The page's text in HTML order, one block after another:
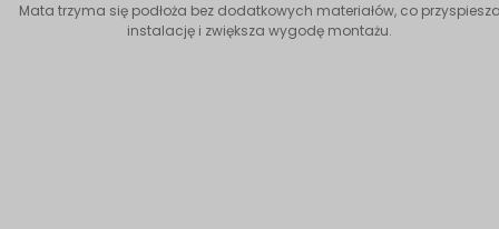
Mata trzyma się podłoża bez dodatkowych materiałów, co
instalację i zwiększa wygodę montażu.